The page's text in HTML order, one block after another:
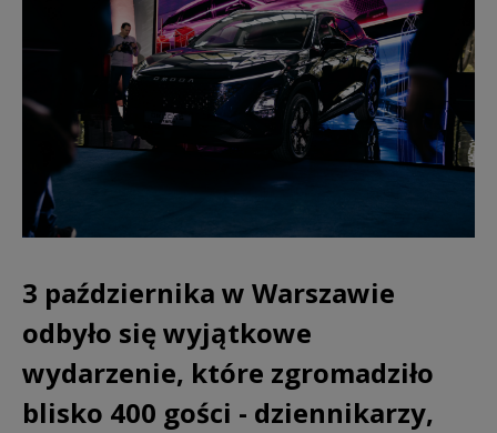
3 października w Warszawie
odbyło się wyjątkowe
wydarzenie, które zgromadziło
blisko 400 gości - dziennikarzy,